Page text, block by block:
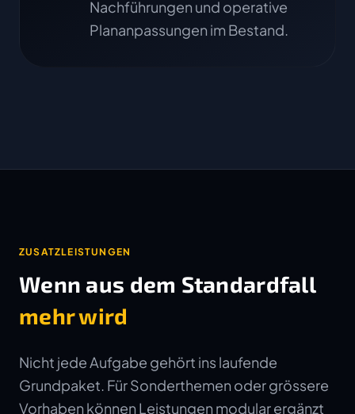
Nachführungen und operative
Plananpassungen im Bestand.
ZUSATZLEISTUNGEN
Wenn aus dem Standardfall
mehr wird
Nicht jede Aufgabe gehört ins laufende
Grundpaket. Für Sonderthemen oder grössere
Vorhaben können Leistungen modular ergänzt